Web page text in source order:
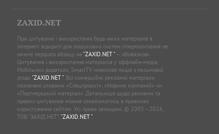
ZAXID.NET
При цитуванні і використанні будь-яких матеріалів в
Інтернеті відкриті для пошукових систем гіперпосилання не
нижче першого абзацу на "ZAXID.NET "— обов’язкові.
Цитування і використання матеріалів у оффлайн-медіа,
Мобільних додатках, SmartTV можливе лише з письмової
згоди "ZAXID.NET ". Всі комерційні рекламні матеріали
позначені словами «Спецпроєкт», «Новини компаній» чи
«Партнерський матеріал». Детальніше щодо реклами та
правил цитування можна ознайомитись в правилах
користування сайтом. Усі права захищені. © 2005—2026,
ТОВ “ЗАХІД.НЕТ”, "ZAXID.NET ".